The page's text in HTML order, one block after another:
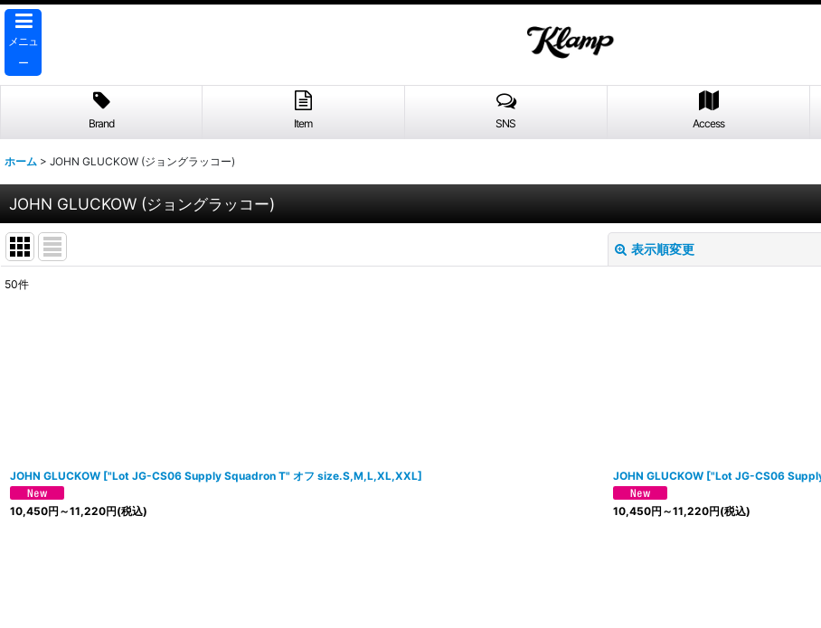
メニュ
ー
Brand Item SNS Access
ホーム > JOHN GLUCKOW (ジョングラッコー)
JOHN GLUCKOW (ジョングラッコー)
表示順変更
50件
JOHN GLUCKOW ["Lot JG-CS06 Supply Squadron T" オフ size.S,M,L,XL,XXL]
10,450円 ～11,220円(税込)
JOHN GLUCKOW ["Lot JG-CS06
10,450円 ～11,220円(税込)